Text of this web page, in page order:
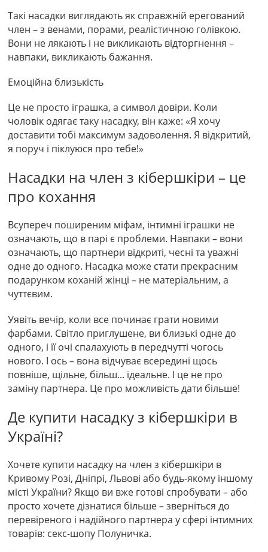
Такі насадки виглядають як справжній ерегований
член – з венами, порами, реалістичною голівкою.
Вони не лякають і не викликають відторгнення –
навпаки, викликають бажання.
Емоційна близькість
Це не просто іграшка, а символ довіри. Коли
чоловік одягає таку насадку, він каже: «Я хочу
доставити тобі максимум задоволення. Я відкритий,
я поруч і піклуюся про тебе!»
Насадки на член з кібершкіри – це
про кохання
Всупереч поширеним міфам, інтимні іграшки не
означають, що в парі є проблеми. Навпаки – вони
означають, що партнери відкриті, чесні та уважні
одне до одного. Насадка може стати прекрасним
подарунком коханій жінці – не матеріальним, а
чуттєвим.
Уявіть вечір, коли все починає грати новими
фарбами. Світло приглушене, ви близькі одне до
одного, і її очі спалахують в передчутті чогось
нового. І ось – вона відчуває всередині щось
повніше, щільне, більш... ідеальне. І це не про
заміну партнера. Це про можливість дати більше!
Де купити насадку з кібершкіри в
Україні?
Хочете купити насадку на член з кібершкіри в
Кривому Розі, Дніпрі, Львові або будь-якому іншому
місті України? Якщо ви вже готові спробувати – або
просто хочете дізнатися більше – зверніться до
перевіреного і надійного партнера у сфері інтимних
товарів: секс-шопу Полуничка.